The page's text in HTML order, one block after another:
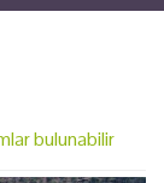
bulunabilir